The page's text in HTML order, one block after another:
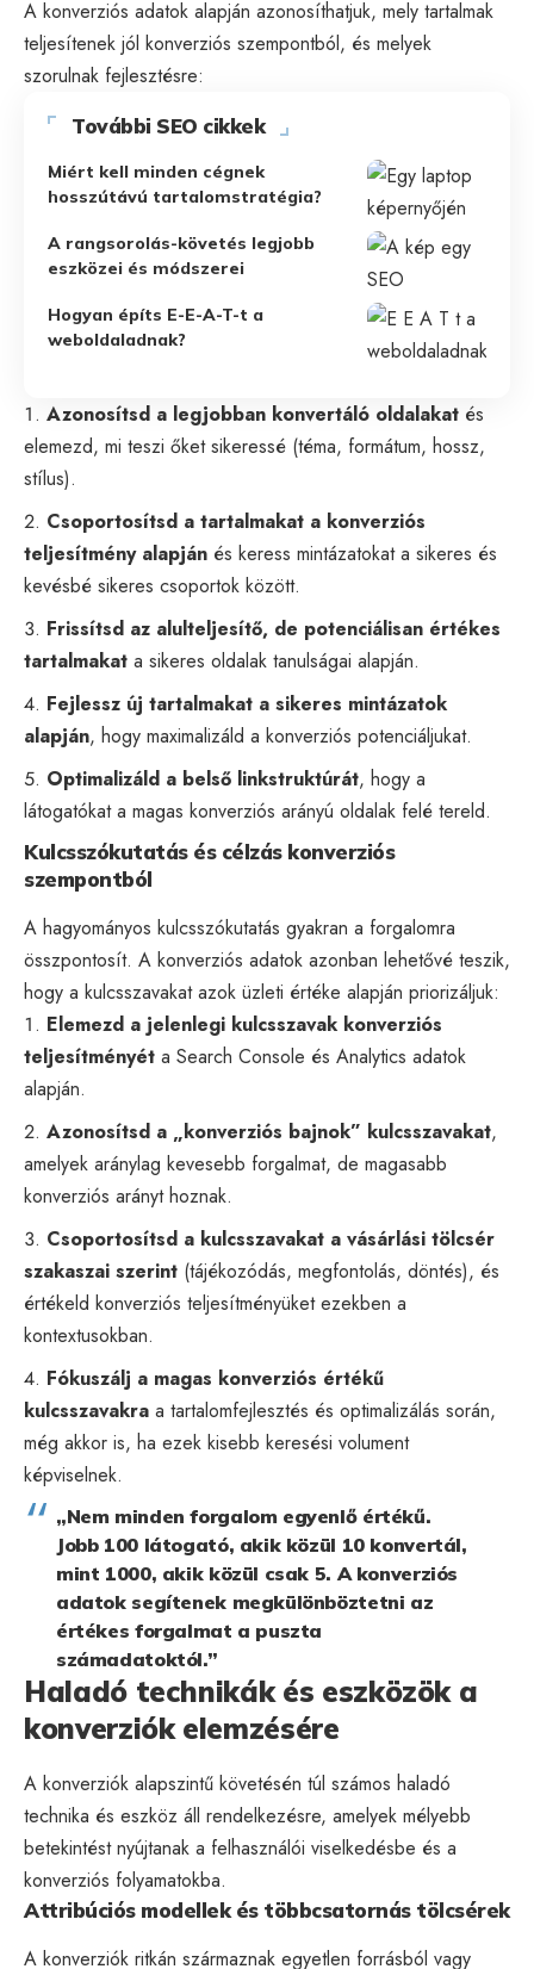
A konverziós adatok alapján azonosíthatjuk, mely tartalmak
teljesítenek jól konverziós szempontból, és melyek
szorulnak fejlesztésre:
További SEO cikkek
Miért kell minden cégnek
hosszútávú tartalomstratégia?
A rangsorolás-követés legjobb
eszközei és módszerei
Hogyan építs E-E-A-T-t a
weboldaladnak?
Azonosítsd a legjobban konvertáló oldalakat és
elemezd, mi teszi őket sikeressé (téma, formátum, hossz,
stílus).
Csoportosítsd a tartalmakat a konverziós
teljesítmény alapján és keress mintázatokat a sikeres és
kevésbé sikeres csoportok között.
Frissítsd az alulteljesítő, de potenciálisan értékes
tartalmakat a sikeres oldalak tanulságai alapján.
Fejlessz új tartalmakat a sikeres mintázatok
alapján, hogy maximalizáld a konverziós potenciáljukat.
Optimalizáld a belső linkstruktúrát, hogy a
látogatókat a magas konverziós arányú oldalak felé tereld.
Kulcsszókutatás és célzás konverziós
szempontból
A hagyományos kulcsszókutatás gyakran a forgalomra
összpontosít. A konverziós adatok azonban lehetővé teszik,
hogy a kulcsszavakat azok üzleti értéke alapján priorizáljuk:
Elemezd a jelenlegi kulcsszavak konverziós
teljesítményét a Search Console és Analytics adatok
alapján.
Azonosítsd a „konverziós bajnok” kulcsszavakat,
amelyek aránylag kevesebb forgalmat, de magasabb
konverziós arányt hoznak.
Csoportosítsd a kulcsszavakat a vásárlási tölcsér
szakaszai szerint (tájékozódás, megfontolás, döntés), és
értékeld konverziós teljesítményüket ezekben a
kontextusokban.
Fókuszálj a magas konverziós értékű
kulcsszavakra a tartalomfejlesztés és optimalizálás során,
még akkor is, ha ezek kisebb keresési volument
képviselnek.
„Nem minden forgalom egyenlő értékű.
Jobb 100 látogató, akik közül 10 konvertál,
mint 1000, akik közül csak 5. A konverziós
adatok segítenek megkülönböztetni az
értékes forgalmat a puszta
számadatoktól.”
Haladó technikák és eszközök a
konverziók elemzésére
A konverziók alapszintű követésén túl számos haladó
technika és eszköz áll rendelkezésre, amelyek mélyebb
betekintést nyújtanak a felhasználói viselkedésbe és a
konverziós folyamatokba.
Attribúciós modellek és többcsatornás tölcsérek
A konverziók ritkán származnak egyetlen forrásból vagy